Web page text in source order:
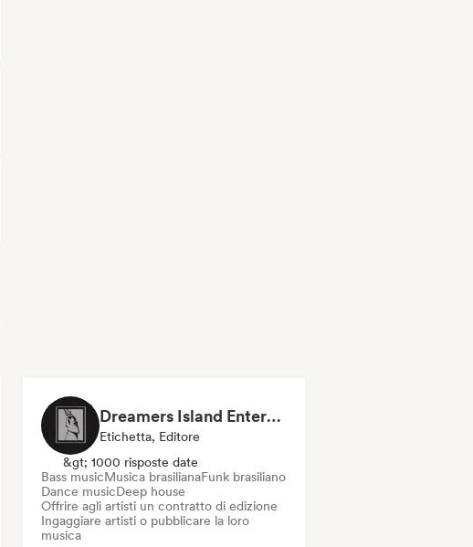
Dreamers Island Entertainment
Etichetta, Editore
&gt; 1000 risposte date
Bass musicMusica brasilianaFunk brasiliano
Dance musicDeep house
Offrire agli artisti un contratto di edizione
Ingaggiare artisti o pubblicare la loro
musica